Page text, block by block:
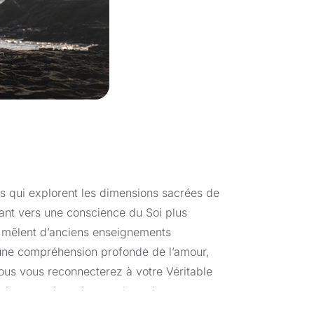
qui explorent les dimensions sacrées de
vers une conscience du Soi plus
d’anciens enseignements
compréhension profonde de l’amour,
vous reconnecterez à votre Véritable
qui soutiennent la croissance